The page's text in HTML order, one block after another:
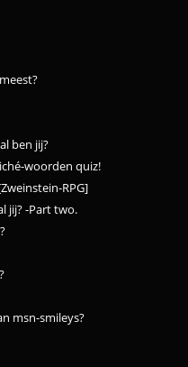
ben jij?
woorden quiz!
RPG]
jij? -Part two.
msn-smileys?